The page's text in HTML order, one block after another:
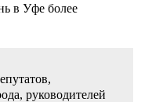
в Уфе более
руководителей